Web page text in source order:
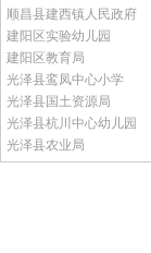
顺昌县建西镇人民政府
建阳区实验幼儿园
建阳区教育局
光泽县鸾凤中心小学
光泽县国土资源局
光泽县杭川中心幼儿园
光泽县农业局